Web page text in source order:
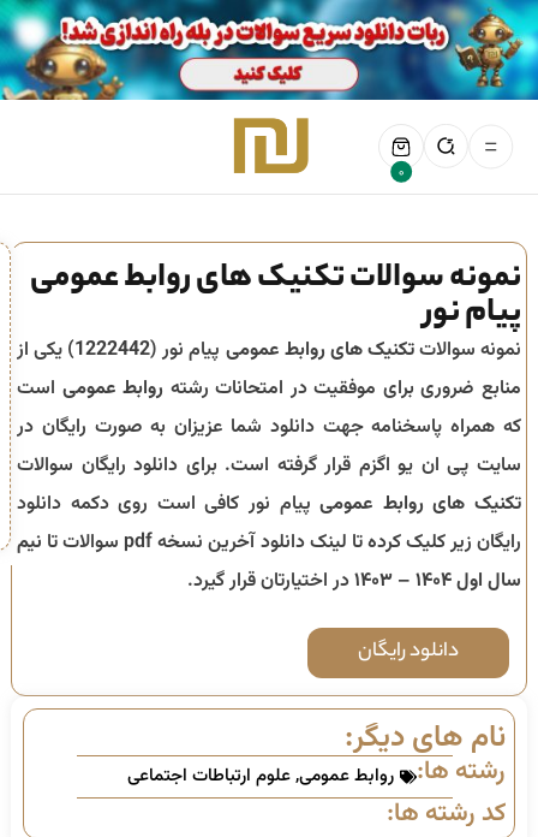
0
نمونه سوالات تکنیک های روابط عمومی
پیام نور
نمونه سوالاتتکنیک های روابط عمومی پیام نور (1222442) یکی از
منابع ضروری برای موفقیت در امتحانات رشته روابط عمومی است
که همراه پاسخنامه جهت دانلود شما عزیزان به صورت رایگان در
سایت پی ان یو اگزم قرار گرفته است. برای دانلود رایگان سوالات
تکنیک های روابط عمومیپیام نور کافی است روی دکمه دانلود
رایگان زیر کلیک کرده تا لینک دانلود آخرین نسخه pdf سوالات تا
نیم
سال اول ۱۴۰۴ – ۱۴۰۳
در اختیارتان قرار گیرد.
دانلود رایگان
نام های دیگر:
رشته ها: روابط عمومی,علوم ارتباطات اجتماعی
کد رشته ها: